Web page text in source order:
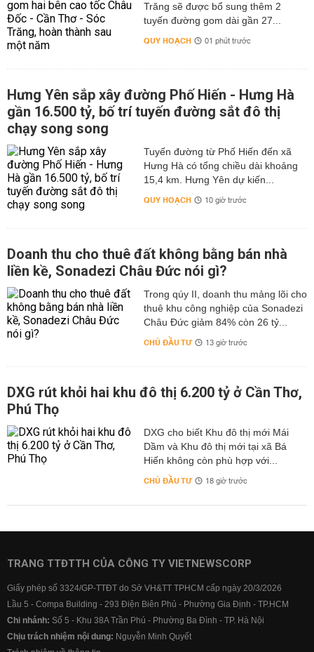
Trăng sẽ được bổ sung thêm 2
tuyến đường gom dài gần 27...
QUY HOẠCH 01 phút trước
Hưng Yên sắp xây đường Phố Hiến - Hưng Hà
gần 16.500 tỷ, bố trí tuyến đường sắt đô thị
chạy song song
Tuyến đường từ Phố Hiến đến xã
Hưng Hà có tổng chiều dài khoảng
15,4 km. Hưng Yên dự kiến...
QUY HOẠCH 10 giờ trước
Doanh thu cho thuê đất không bằng bán nhà
liền kề, Sonadezi Châu Đức nói gì?
Trong qúy II, doanh thu mảng lõi cho
thuê khu công nghiệp của Sonadezi
Châu Đức giảm 84% còn 26 tỷ...
CHỦ ĐẦU TƯ 13 giờ trước
DXG rút khỏi hai khu đô thị 6.200 tỷ ở Cần Thơ,
Phú Thọ
DXG cho biết Khu đô thị mới Mái
Dầm và Khu đô thị mới tại xã Bá
Hiến không còn phù hợp với...
CHỦ ĐẦU TƯ 18 giờ trước
TRANG TTĐTTH CỦA CÔNG TY VIETNEWSCORP
Giấy phép số 3324/GP-TTĐT do Sở VH&TT TPHCM cấp ngày 20/3/2026
Lầu 5 - Compa Building - 293 Điện Biên Phủ - Phường Gia Định - TP.HCM
Chi nhánh: Số 5 - Khu 38A Trần Phú - Phường Ba Đình - TP. Hà Nội
Chịu trách nhiệm nội dung: Nguyễn Minh Quyết